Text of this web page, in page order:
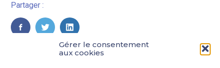
Gérer le consentement
aux cookies
Partager :
FaceBook
TwitterLinkedIn